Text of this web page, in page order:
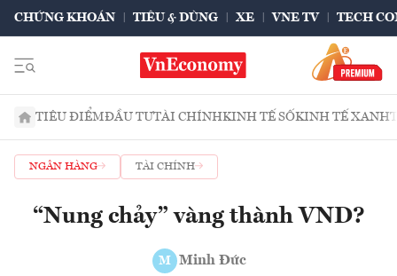
CHỨNG KHOÁN TIÊU & DÙNG XE VNE TV TECH
TIÊU ĐIỂMĐẦU TƯTÀI CHÍNHKINH TẾ SỐKINH TẾ XANH
NGÂN HÀNG TÀI CHÍNH
“Nung chảy” vàng thành VND?
M Minh Đức